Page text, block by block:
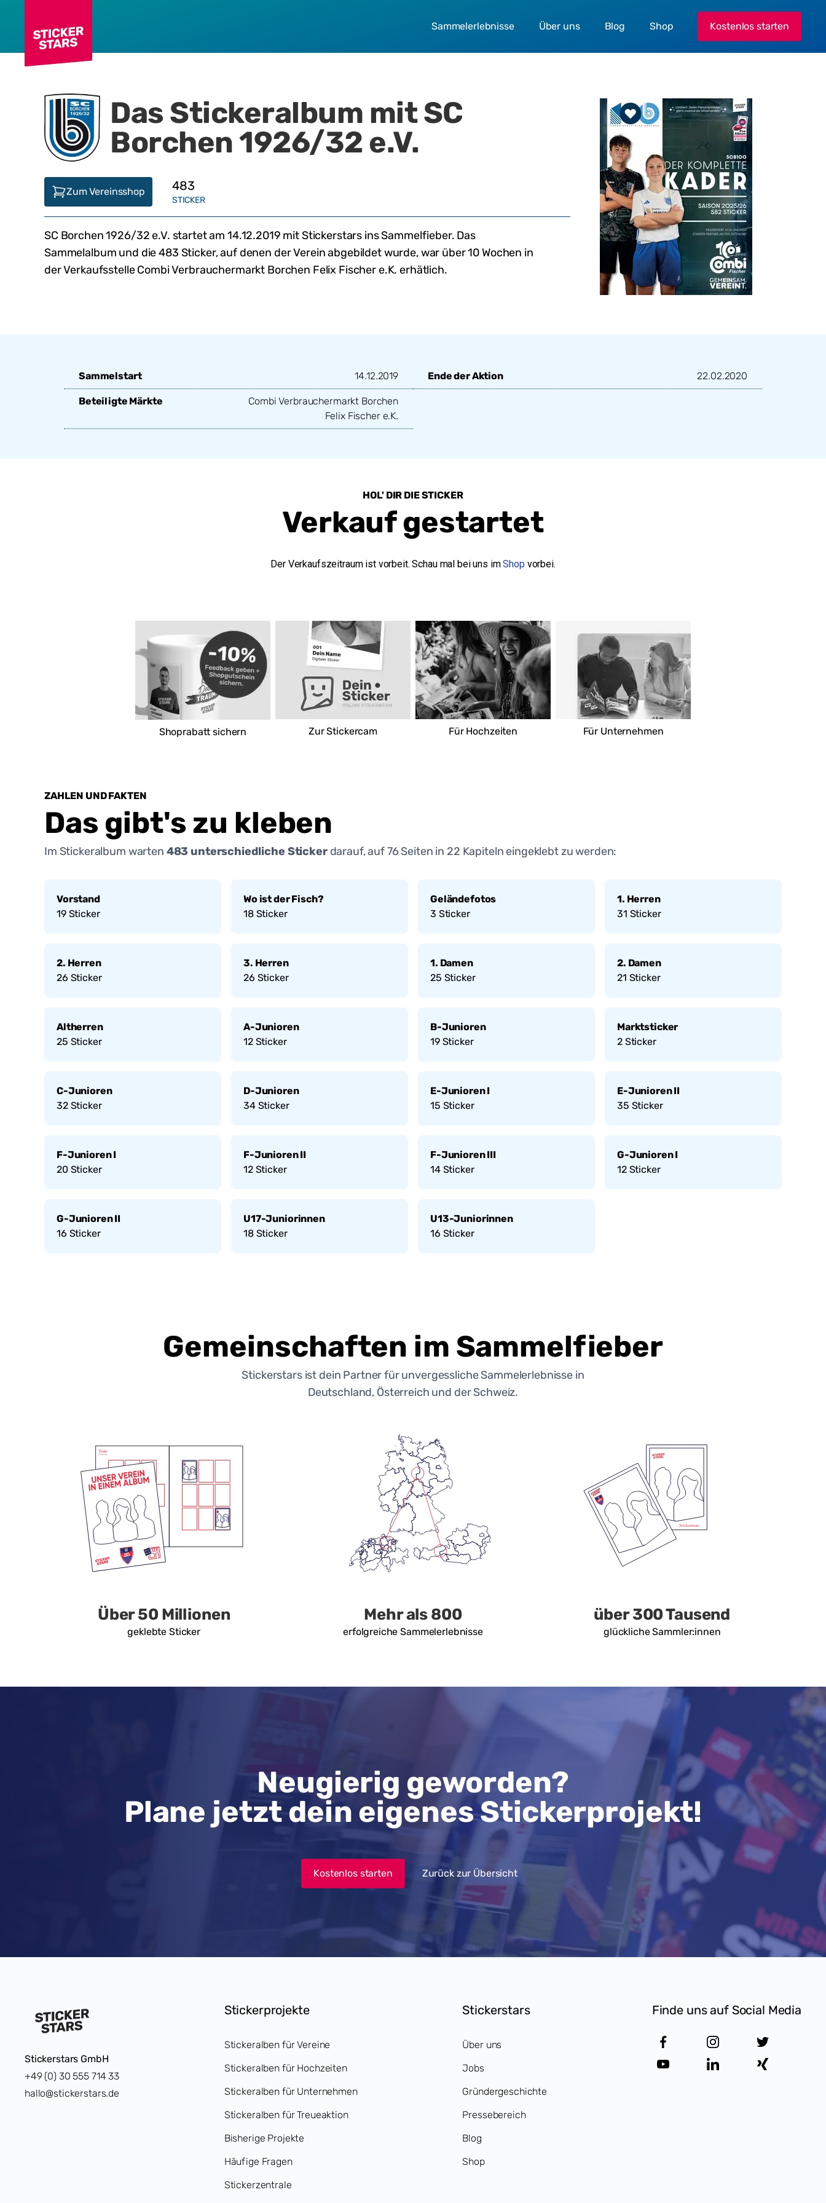
Sammelerlebnisse Über uns Blog Shop Kostenlos starten
Das Stickeralbum mitSC
Borchen 1926/32 e.V.
Zum Vereinsshop 483
STICKER
SC Borchen 1926/32 e.V. startet am 14.12.2019 mit Stickerstars ins Sammelfieber. Das
Sammelalbum und die483 Sticker, auf denen der Verein abgebildet wurde,war über 10 Wochen in
der Verkaufsstelle Combi Verbrauchermarkt Borchen Felix Fischer e.K. erhätlich.
Sammelstart 14.12.2019 Ende der Aktion 22.02.2020
Beteiligte Märkte
Combi Verbrauchermarkt Borchen
Felix Fischer e.K.
HOL' DIR DIE STICKER
Verkauf gestartet
Der Verkaufszeitraum ist vorbeit. Schau mal bei uns im Shop vorbei.
Combi Verbrauchermarkt Borchen
Sperenberger Str. 1
33178 Borchen-Nordborchen
Deutschland
Route
Shoprabatt sichern
Zur Stickercam Für Hochzeiten Für Unternehmen
ZAHLEN UND FAKTEN
Das gibt's zu kleben
Im Stickeralbum warten 483 unterschiedliche Sticker darauf, auf76Seiten in 22 Kapiteln eingeklebt zu werden:
Vorstand
19Sticker
Wo ist der Fisch?
18Sticker
Geländefotos
3 Sticker
1. Herren
31 Sticker
2. Herren
26 Sticker
3. Herren
26 Sticker
1. Damen
25 Sticker
2. Damen
21 Sticker
Altherren
25 Sticker
A-Junioren
12Sticker
B-Junioren
19Sticker
Marktsticker
2Sticker
C-Junioren
32Sticker
D-Junioren
34Sticker
E-Junioren I
15 Sticker
E-Junioren II
35 Sticker
F-Junioren I
20Sticker
F-Junioren II
12Sticker
F-Junioren III
14Sticker
G-Junioren I
12Sticker
G-Junioren II
16 Sticker
U17-Juniorinnen
18Sticker
U13-Juniorinnen
16 Sticker
Gemeinschaften im Sammelfieber
Stickerstars ist dein Partner für unvergessliche Sammelerlebnisse in
Deutschland, Österreich und der Schweiz.
Über 50 Millionen
geklebte Sticker
Mehr als 800
erfolgreiche Sammelerlebnisse
über 300 Tausend
glückliche Sammler:innen
Neugierig geworden?
Plane jetzt dein eigenes Stickerprojekt!
Kostenlos starten Zurück zur Übersicht
Stickerstars GmbH
+49 (0) 30 555 714 33
hallo@stickerstars.de
Stickerprojekte
Stickeralben für Vereine
Stickeralben für Hochzeiten
Stickeralben für Unternehmen
Stickeralben für Treueaktion
Bisherige Projekte
Häufige Fragen
Stickerzentrale
Stickerstars
Über uns
Jobs
Gründergeschichte
Pressebereich
Blog
Shop
Finde uns auf Social Media